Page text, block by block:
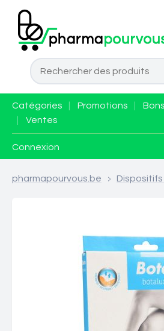
Catégories Promotions
Ventes
Connexion
pharmapourvous.be >